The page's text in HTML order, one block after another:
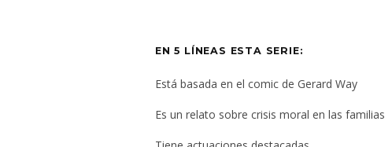
EN 5 LÍNEAS ESTA SERIE:
Está basada en el comic de Gerard Way
Es un relato sobre crisis moral en las familias